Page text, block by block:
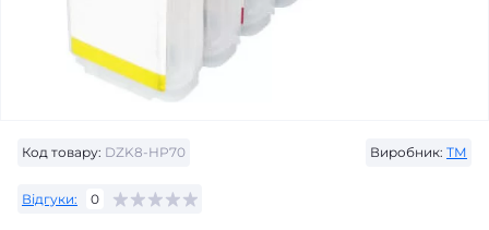
Код товару: DZK8-HP70 Виробник: ТМ
Відгуки: 0